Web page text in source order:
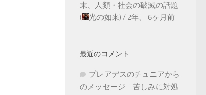
末、人類・社会の破滅の話題
(
光の如来) / 2年、 6ヶ月前
最近のコメント
プレアデスのチュニアから
のメッセージ 苦しみに対処